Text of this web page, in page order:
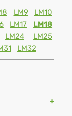
LM9
LM10
LM17
LM18
LM24
LM25
LM32